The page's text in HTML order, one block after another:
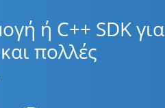
ή C++ SDK για
πολλές